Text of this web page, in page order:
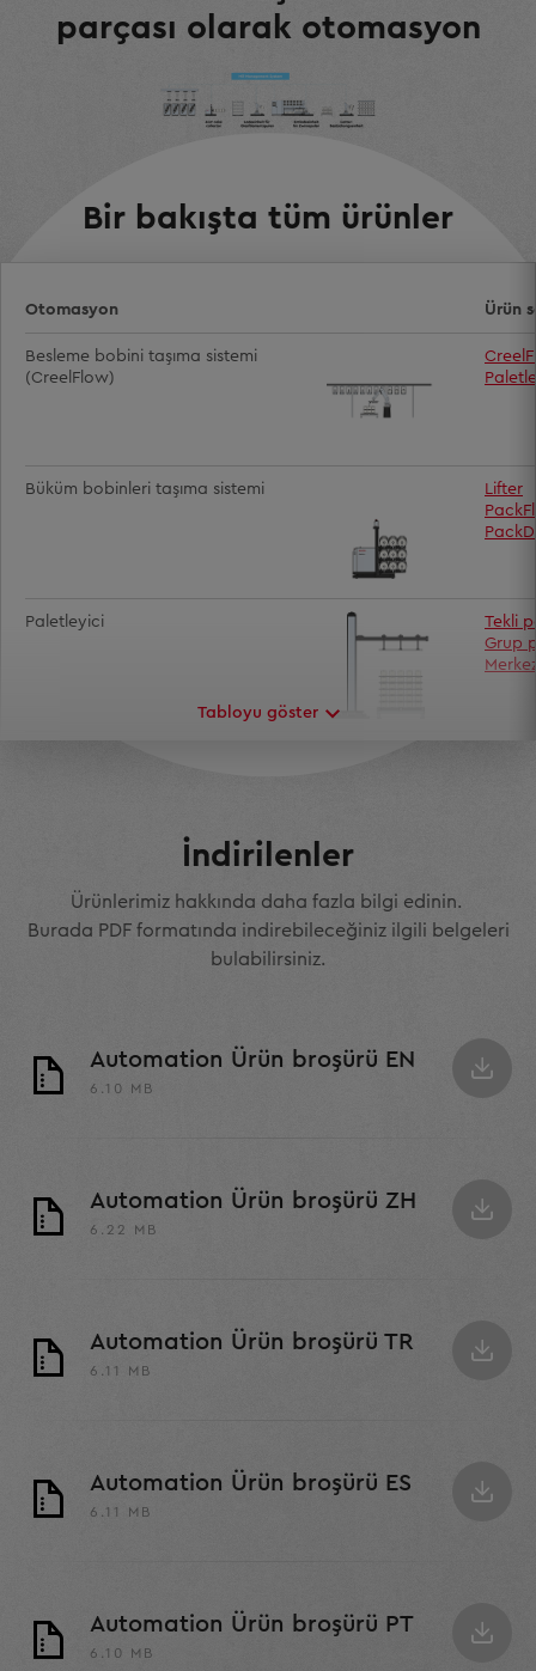
parçası olarak otomasyon
Bir bakışta tüm ürünler
Otomasyon Ürün
Besleme bobini taşıma sistemi
(CreelFlow)
Büküm bobinleri taşıma sistemi
Lifter
Paletleyici
Tekli
Grup
Tabloyu göster
İndirilenler
Ürünlerimiz hakkında daha fazla bilgi edinin.
Burada PDF formatında indirebileceğiniz ilgili belgeleri
bulabilirsiniz.
Automation Ürün broşürü EN
6.10 MB
Automation Ürün broşürü ZH
6.22 MB
Automation Ürün broşürü TR
6.11 MB
Automation Ürün broşürü ES
6.11 MB
Automation Ürün broşürü PT
6.10 MB